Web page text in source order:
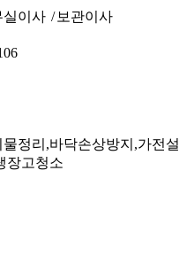
실이사 / 보관이사
정리 ,바닥손상방지 ,가전설
장고청소